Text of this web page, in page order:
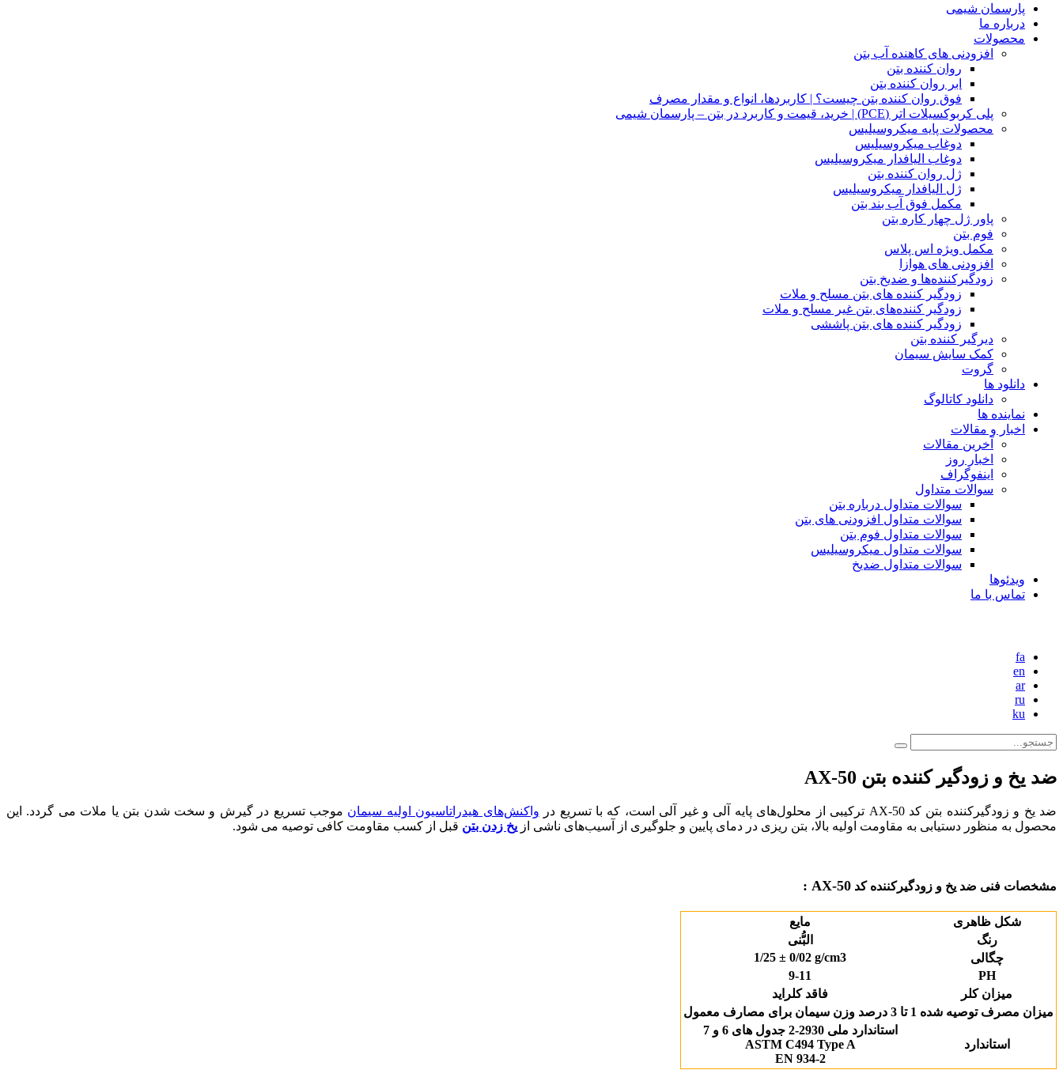
پارسمان شیمی
درباره ما
محصولات
افزودنی های کاهنده آب بتن
روان کننده بتن​
ابر روان کننده بتن
فوق روان کننده بتن چیست؟ | کاربردها، انواع و مقدار مصرف
پلی کربوکسیلات اتر (PCE) | خرید، قیمت و کاربرد در بتن – پارسمان شیمی
محصولات پایه میکروسیلیس
دوغاب‌ میکروسیلیس
دوغاب الیافدار میکروسیلیس
ژل روان کننده بتن
ژل الیافدار میکروسیلیس
مکمل فوق آب بند بتن
پاور ژل چهار کاره بتن​
فوم بتن
مکمل ویژه اس پلاس
افزودنی های هوازا
زودگیرکننده‌ها و ضد‌یخ بتن
زودگیر کننده های بتن مسلح و ملات​​
زودگیر کننده‌های بتن غیر مسلح و ملات
زودگیر کننده های بتن پاششی
دیرگیر کننده‌ بتن
کمک سایش سیمان
گروت
دانلود ها
دانلود کاتالوگ
نماینده ها
اخبار و مقالات
آخرین مقالات
اخبار روز
اینفوگراف
سوالات متداول
سوالات متداول درباره بتن
سوالات متداول افزودنی های بتن
سوالات متداول فوم بتن
سوالات متداول میکروسیلیس
سوالات متداول ضدیخ
ویدئوها
تماس با ما
fa
en
ar
ru
ku
ضد یخ و زودگیر کننده بتن AX-50
ضد یخ و زودگیرکننده بتن کد AX-50 ترکیبی از محلول‌های پایه آلی و غیر آلی است، که با تسریع در واکنش‌های هیدراتاسیون اولیه سیمان موجب تسریع در گیرش و سخت شدن بتن یا ملات می گردد. این
محصول به منظور دستیابی به مقاومت اولیه بالا، بتن ریزی در دمای پایین و جلوگیری از آسیب‌های ناشی از یخ زدن بتن قبل از کسب مقاومت کافی توصیه می شود.
مشخصات فنی ضد یخ و زودگیرکننده کد AX-50 :
شکل ظاهری
مایع
رنگ
البُّنی
چگالی
1/25 ± 0/02 g/cm3
PH
9-11
میزان کلر
فاقد کلراید
میزان مصرف توصیه شده 1 تا 3 درصد وزن سیمان برای مصارف معمول
استاندارد
استاندارد ملی 2930-2 جدول های 6 و 7
ASTM C494 Type A
EN 934-2